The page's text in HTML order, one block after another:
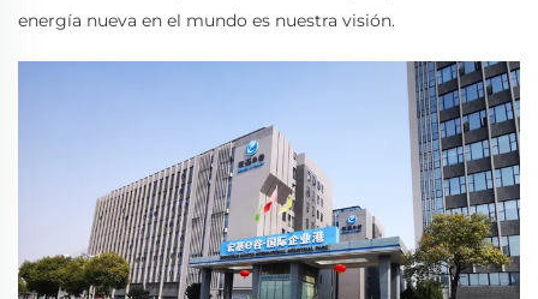
energía nueva en el mundo es nuestra visión.